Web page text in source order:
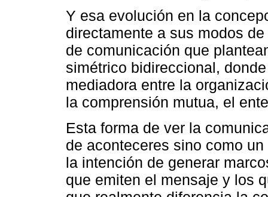
Y esa evolución en la
directamente a sus modos
de comunicación que
simétrico bidireccional,
mediadora entre la
la comprensión mutua, el
Esta forma de ver la
de aconteceres sino como
la intención de generar
que emiten el mensaje y los